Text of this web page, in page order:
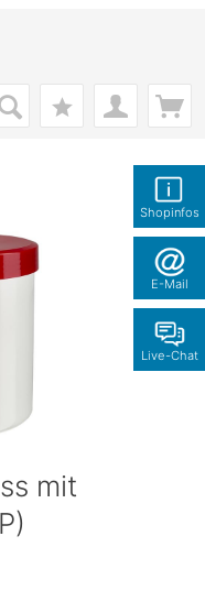
Shopinfos
E-Mail
Live-Chat
mit